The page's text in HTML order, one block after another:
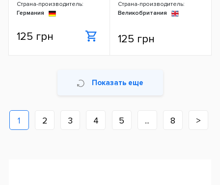
Страна-производитель:
Германия
125 грн
Страна-производитель:
Великобритания
125 грн
Показать еще
1 2 3 4 5 ... 8 >